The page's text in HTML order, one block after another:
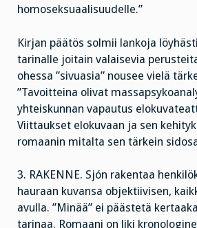
homoseksuaalisuudelle.”
Kirjan päätös solmii lankoja
tarinalle joitain valaisevia
ohessa ”sivuasia” nousee vielä
”Tavoitteina olivat
yhteiskunnan vapautus
Viittaukset elokuvaan ja sen
romaanin mitalta sen tärkein
3. RAKENNE. Sjón rakentaa
hauraan kuvansa objektiivisen,
avulla. ”Minää” ei päästetä
tarinaa. Romaani on liki